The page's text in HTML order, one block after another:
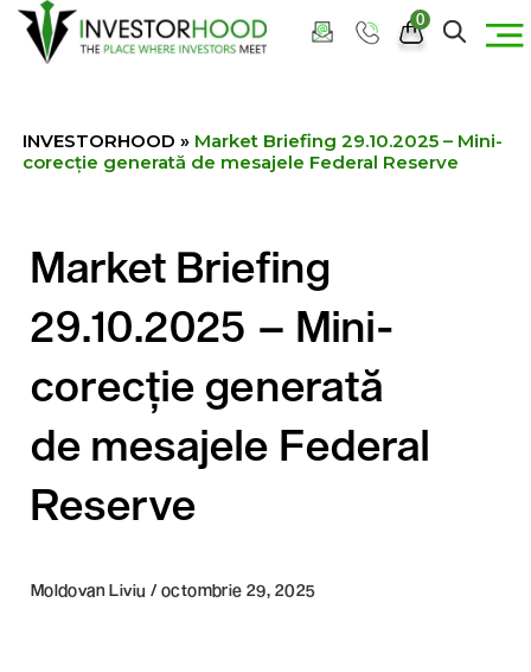
0
INVESTORHOOD » Market Briefing 29.10.2025 – Mini-
corecție generată de mesajele Federal Reserve
Market Briefing
29.10.2025 – Mini-
corecție generată
de mesajele Federal
Reserve
Moldovan Liviu / octombrie 29, 2025